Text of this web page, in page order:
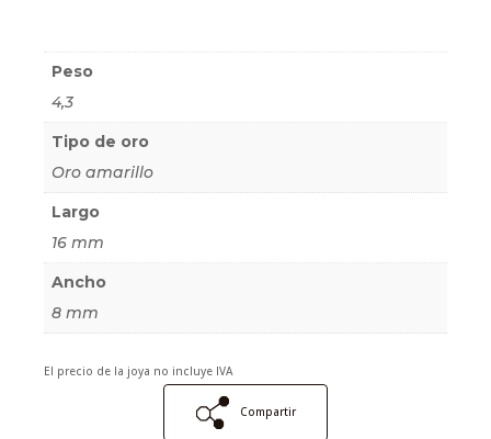
Peso
4,3
Tipo de oro
Oro amarillo
Largo
16 mm
Ancho
8 mm
El precio de la joya no incluye IVA
Compartir